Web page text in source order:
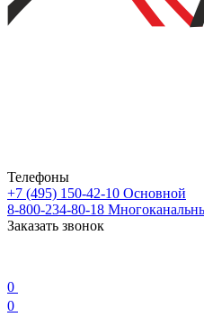
Телефоны
+7 (495) 150-42-10 Основной
8-800-234-80-18
Заказать звонок
0
0